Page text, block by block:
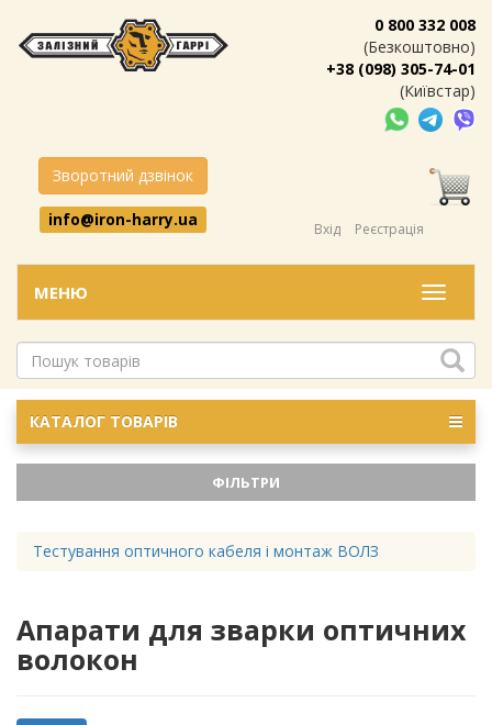
0 800 332 008
(Безкоштовно)
+38 (098) 305-74-01
(Київстар)
Зворотний дзвінок
info@iron-harry.ua
Вхід Реєстрація
Меню
МЕНЮ
КАТАЛОГ ТОВАРІВ
ФІЛЬТРИ
Тестування оптичного кабеля і монтаж ВОЛЗ
Апарати для зварки оптичних
волокон